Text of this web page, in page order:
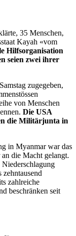
35 Menschen,
Kayah «vom
Hilfsorganisation
seien zwei ihrer
zugegeben,
von Menschen
Die USA
die Militärjunta in
in Myanmar war das
die Macht gelangt.
Niederschlagung
zehntausend
zahlreiche
beschränken seit